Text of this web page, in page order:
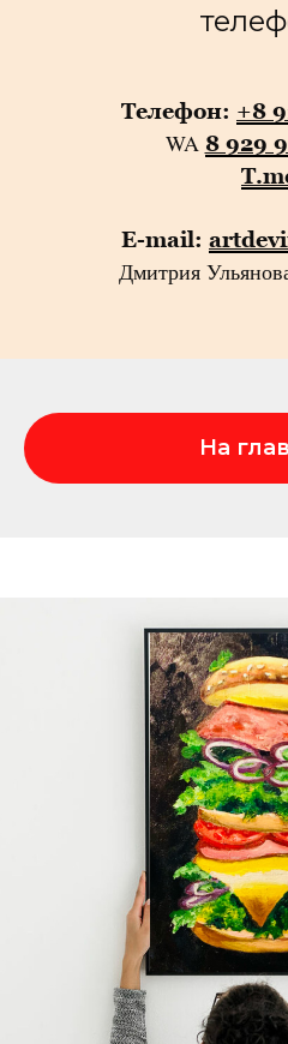
Телефон: +8
WA 8 929
E-mail:
Дмитрия
На